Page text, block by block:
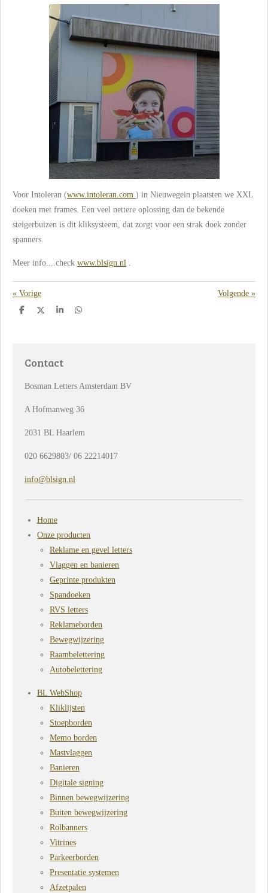
Voor Intoleran (www.intoleran.com ) in Nieuwegein plaatsten we XXL
doeken met frames. Een veel nettere oplossing dan de bekende
steigerbuizen is dit kliksysteem, dat zorgt voor een strak doek zonder
spanners.
Meer info....check www.blsign.nl .
« Vorige Volgende »
D
D
S
D
Contact
Bosman Letters Amsterdam BV
A Hofmanweg 36
2031 BL Haarlem
020 6629803/ 06 22214017
info@blsign.nl
Home
Onze producten
Reklame en gevel letters
Vlaggen en banieren
Geprinte produkten
Spandoeken
RVS letters
Reklameborden
Bewegwijzering
Raambelettering
Autobelettering
BL WebShop
Kliklijsten
Stoepborden
Memo borden
Mastvlaggen
Banieren
Digitale signing
Binnen bewegwijzering
Buiten bewegwijzering
Rolbanners
Vitrines
Parkeerborden
Presentatie systemen
Afzetpalen